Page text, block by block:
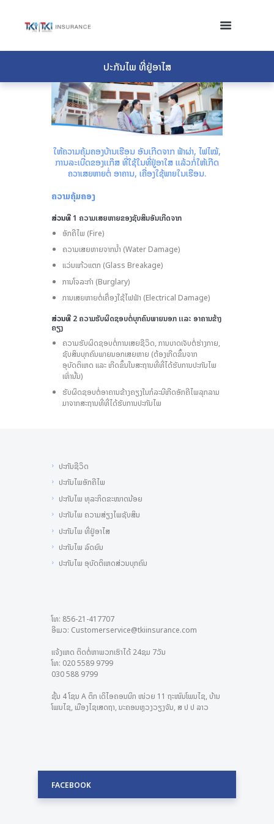
ປະກັນໄພ ທີ່ຢູ່ອາໄສ
ໃຫ້ຄວາມຄຸ້ມຄອງບ້ານເຮືອນ ອັນເກີດຈາກ ຟ້າຜ່າ, ໄຟໄໝ້,
ການລະເບີດຂອງເເກ໊ສ ທີ່ໃຊ້ໃນທີ່ຢູ່ອາໃສ ເເລ້ວກໍ່ໃຫ້ເກີດ
ຄວາເສຍຫາຍຕໍ່ ອາຄານ, ເຄື່ອງໃຊ້ພາຍໃນເຮືອນ.
ຄວາມຄຸ້ມຄອງ
ສ່ວນທີ1 ຄວາມເສຍຫາຍຂອງຊັບສິນອັນເກີດຈາກ
ອັກຄີໄພ (Fire)
ຄວາມເສຍຫາຍຈາກນໍ້າ (Water Damage)
ເເວ່ນເເກ້ວເເຕກ (Glass Breakage)
ການໂຈລະກໍາ (Burglary)
ການເສຍຫາຍຕໍ່ເຄື່ອງໃຊ້ໄຟຟ້າ (Electrical Damage)
ສ່ວນທີ 2 ຄວາມຮັບຜິດຊອບຕໍ່ບຸກຄົນພາຍນອກ ເເລະ ອາຄານຂ້າງ
ຄຽງ
ຄວາມຮັບຜິດຊອບຕໍ່ການເສຍຊີວິດ, ການບາດເຈັບຕໍ່ຮ່າງກາຍ,
ຊັບສິນບຸກຄົນພາຍນອກເສຍຫາຍ (ຕ້ອງເກີດຂຶ້ນຈາກ
ອຸບັດຕິເຫດ ເເລະ ເກີດຂຶ້ນໃນສະຖານທີ່ທີ່ໄດ້ຮັບການປະກັນໄພ
ເທົ່ານັ້ນ)
ຮັບຜິດຊອບຕໍ່ອາຄານຂ້າງຄຽງໃນກໍລະນີເກີດອັກຄີໄພລຸກລາມ
ມາຈາກສະຖານທີ່ທີ່ໄດ້ຮັບການປະກັນໄພ
ປະກັນຊີວິດ
ປະກັນໄພອັກຄີໄພ
ປະກັນໄພ ທຸລະກິດຂະໜາດນ້ອຍ
ປະກັນໄພ ຄວາມສ່ຽງໄພຊັບສິນ
ປະກັນໄພ ທີ່ຢູ່ອາໄສ
ປະກັນໄພ ລົດຍົນ
ປະກັນໄພ ອຸບັດຕິເຫດສ່ວນບຸກຄົນ
ໂທ: 856-21-417707
ອີເມວ: Customerservice@tkiinsurance.com
ແຈ້ງເຫດ ຕິດຕໍ່ຫາພວກເຮົາໄດ້ 24ຊມ 7ວັນ
ໂທ: 020 5589 9799
030 588​ 9799
ຊັ້ນ 4 ໂຊນ A ຕຶກ ເດິໄອຄອນນິກ ໜ່ວຍ 11 ຖະໜົນໂພນໄຊ, ບ້ານ
ໂພນໄຊ, ເມືອງໄຊເສດຖາ, ນະຄອນຫຼວງວຽງຈັນ, ສ ປ ປ ລາວ
FACEBOOK